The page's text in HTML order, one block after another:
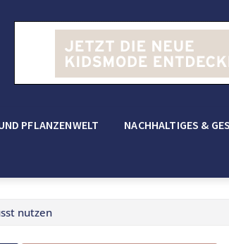
PFLANZENWELT NACHHALTIGES &
nutzen